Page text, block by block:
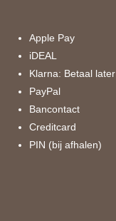
Apple Pay
iDEAL
Klarna: Betaal later
PayPal
Bancontact
Creditcard
PIN (bij afhalen)